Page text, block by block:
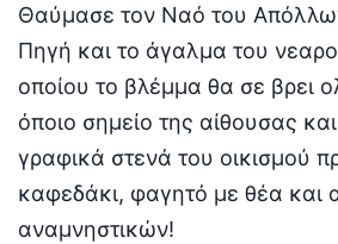
Θαύμασε τον Ναό του
Πηγή και το άγαλμα του
οποίου το βλέμμα θα σε βρει
όποιο σημείο της αίθουσας
γραφικά στενά του οικισμού
καφεδάκι, φαγητό με θέα και
αναμνηστικών!